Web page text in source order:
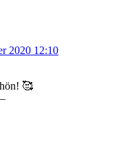
2020 12:10
🥰